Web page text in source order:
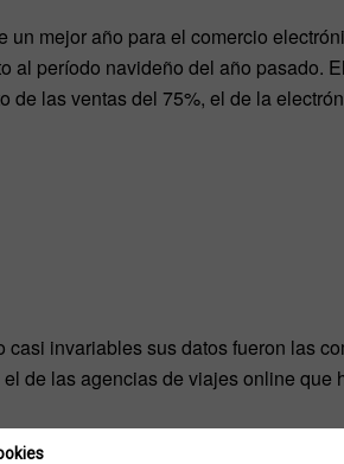
un mejor año para el comercio
al período navideño del año pasado.
de las ventas del 75%, el de la
casi invariables sus datos fueron las
de las agencias de viajes online que